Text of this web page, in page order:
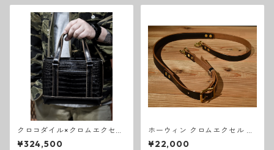
クロコダイル×クロムエクセル
トートバッグS
¥324,500
ホーウィン クロムエクセル シ
ョルダーストラップ
¥22,000